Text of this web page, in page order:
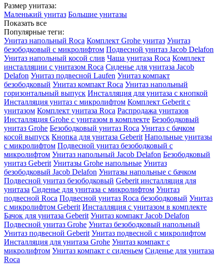
Размер унитаза:
Маленький унитаз Большие унитазы
Показать все
Популярные теги:
Унитаз напольный Roca Комплект Grohe унитаз Унитаз
безободковый с микролифтом Подвесной унитаз Jacob Delafon
Унитаз напольный косой слив Чаша унитаза Roca Комплект
инсталляции с унитазом Roca Сиденье для унитаза Jacob
Delafon Унитаз подвесной Laufen Унитаз компакт
безободковый Унитаз компакт Roca Унитаз напольный
горизонтальный выпуск Инсталляция для унитаза с кнопкой
Инсталляция унитаз с микролифтом Комплект Geberit с
унитазом Комплект унитаза Roca Распродажа унитазов
Инсталляция Grohe с унитазом в комплекте Безободковый
унитаз Grohe Безободковый унитаз Roca Унитаз с бачком
косой выпуск Кнопка для унитаза Geberit Напольные унитазы
с микролифтом Подвесной унитаз безободковый с
микролифтом Унитаз напольный Jacob Delafon Безободковый
унитаз Geberit Унитазы Grohe напольные Унитаз
безободковый Jacob Delafon Унитазы напольные с бачком
Подвесной унитаз безободковый Geberit инсталляция для
унитаза Сиденье для унитаза с микролифтом Унитаз
подвесной Roca Подвесной унитаз Roca безободковый Унитаз
с микролифтом Geberit Инсталляция с унитазом в комплекте
Бачок для унитаза Geberit Унитаз компакт Jacob Delafon
Подвесной унитаз Grohe Унитаз безободковый напольный
Унитаз подвесной Geberit Унитаз подвесной с микролифтом
Инсталляция для унитаза Grohe Унитаз компакт с
микролифтом Унитаз компакт с сиденьем Сиденье для унитаза
Roca